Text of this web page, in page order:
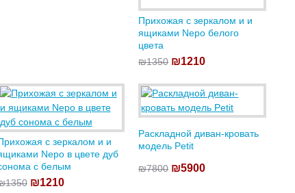
Прихожая с зеркалом и и
ящиками Nepo белого
цвета
₪1350 ₪1210
с зеркалом и и
Nepo в цвете дуб
с белым
₪1210
Раскладной диван-кровать
модель Petit
₪7800 ₪5900